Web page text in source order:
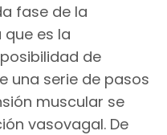
fase de la
es la
de
una serie de pasos
muscular se
vasovagal. De